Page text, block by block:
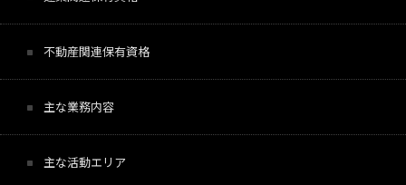
不動産関連保有資格
主な業務内容
主な活動エリア